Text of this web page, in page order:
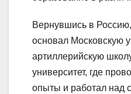
Вернувшись в
основал Московскую
артиллерийскую
университет, где
опыты и работал над